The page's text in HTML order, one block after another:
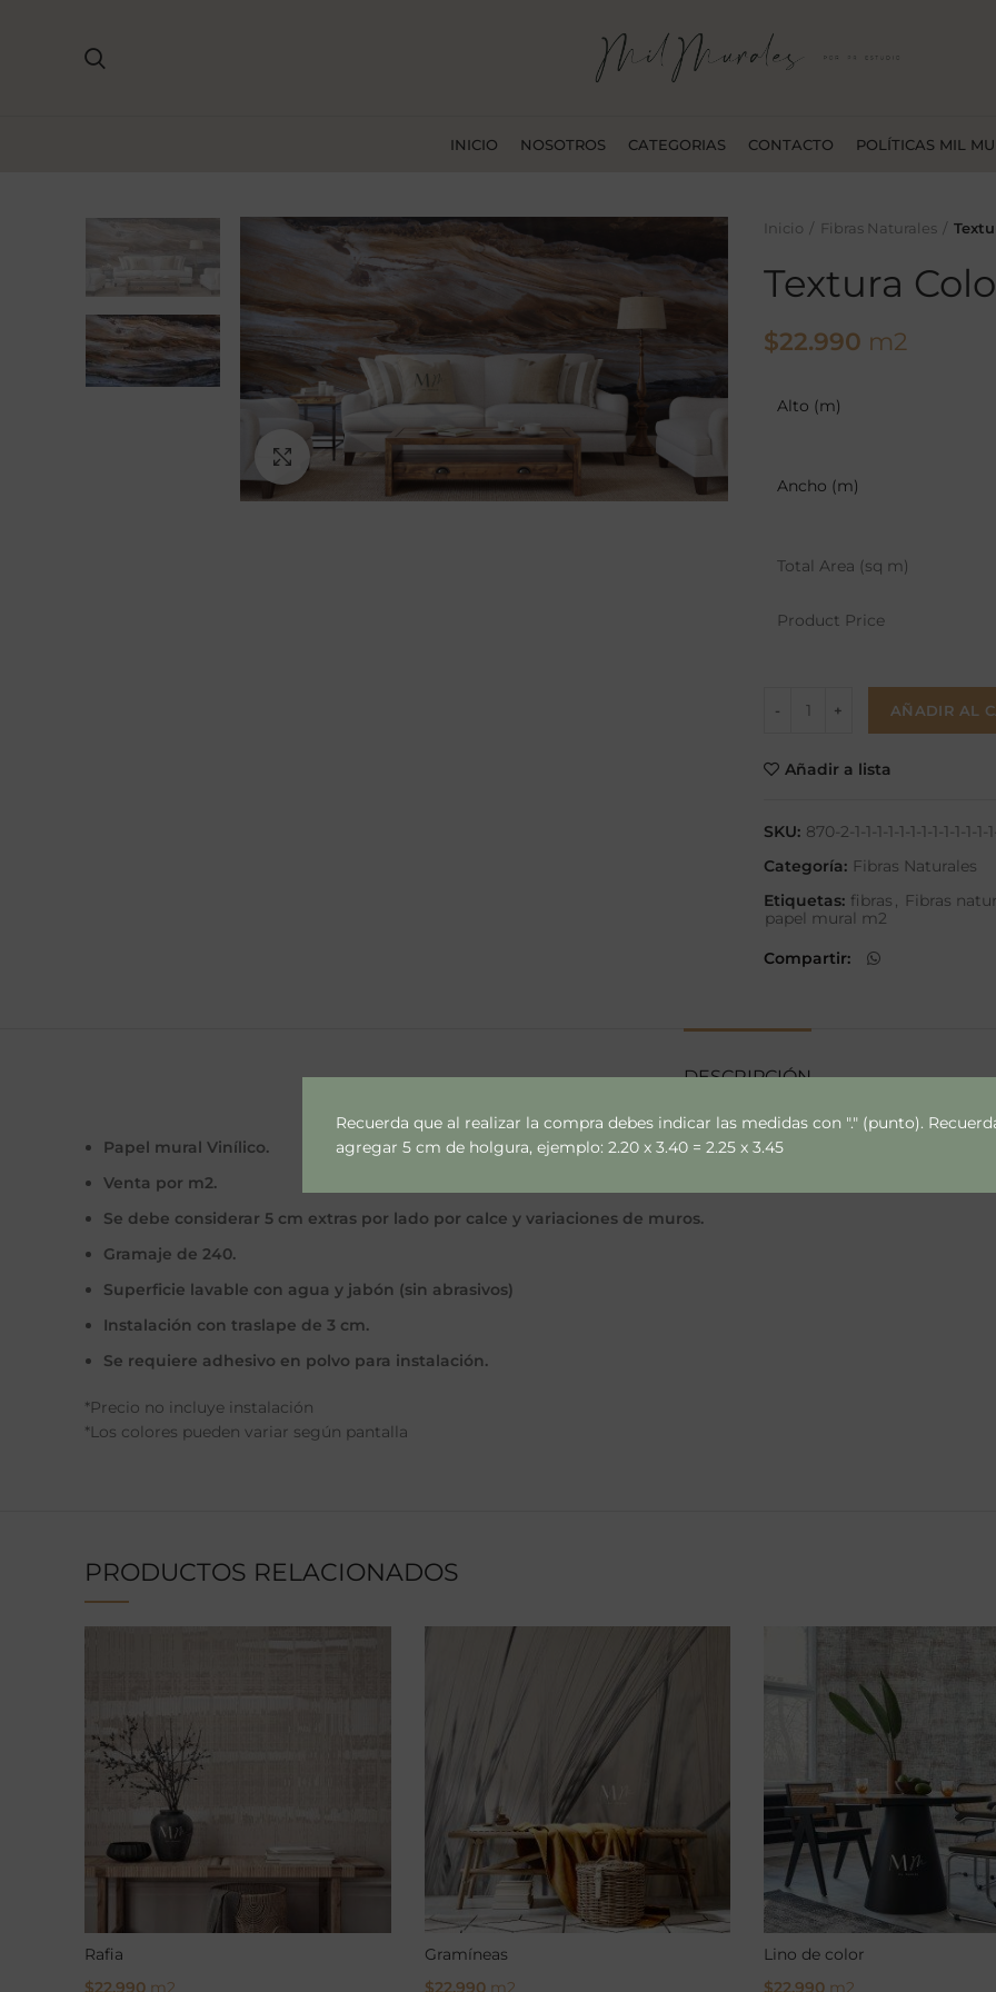
Recuerda que al realizar la compra debes indicar las medidas con "." (punto).
agregar 5 cm de holgura, ejemplo: 2.20 x 3.40 = 2.25 x 3.45
INICIO NOSOTROS CATEGORIAS CONTACTO POLÍTICAS MIL
Ampliar
Inicio Fibras Naturales
Textura
$22.990 m2
Alto (m)
Ancho (m)
Total Area (sq m)
Product Price
AÑADIR AL
Añadir a lista
SKU: 870-2-1-1-1-1-1-1-1-1-1-1-1-1-
Categoría: Fibras Naturales
Etiquetas: fibras , Fibras
papel mural m2
Compartir
DESCRIPCIÓN
Papel mural Vinílico.
Venta por m2.
Se debe considerar 5 cm extras por lado por calce y variaciones de muros.
Gramaje de 240.
Superficie lavable con agua y jabón (sin abrasivos)
Instalación con traslape de 3 cm.
Se requiere adhesivo en polvo para instalación.
*Precio no incluye instalación
*Los colores pueden variar según pantalla
PRODUCTOS RELACIONADOS
Rafia
$22.990 m2
Gramíneas
$22.990m2
Lino de color
$22.990 m2